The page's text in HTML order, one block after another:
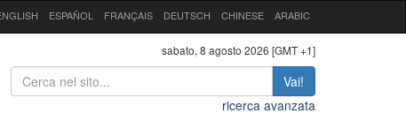
ESPAÑOL FRANÇAIS DEUTSCH CHINESE ARABIC
sabato, 8 agosto 2026 [GMT +1]
Vai!
ricerca avanzata